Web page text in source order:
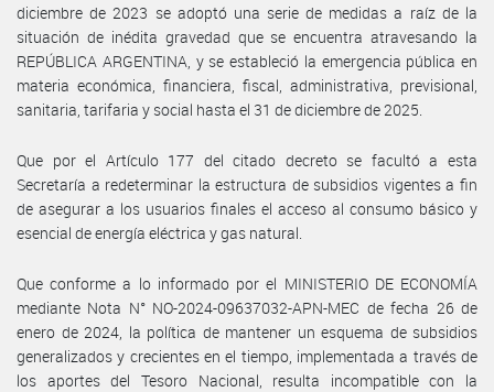
diciembre de 2023 se adoptó una serie de medidas a raíz de la
situación de inédita gravedad que se encuentra atravesando la
REPÚBLICA ARGENTINA, y se estableció la emergencia pública en
materia económica, financiera, fiscal, administrativa, previsional,
sanitaria, tarifaria y social hasta el 31 de diciembre de 2025.
Que por el Artículo 177 del citado decreto se facultó a esta
Secretaría a redeterminar la estructura de subsidios vigentes a fin
de asegurar a los usuarios finales el acceso al consumo básico y
esencial de energía eléctrica y gas natural.
Que conforme a lo informado por el MINISTERIO DE ECONOMÍA
mediante Nota N° NO-2024-09637032-APN-MEC de fecha 26 de
enero de 2024, la política de mantener un esquema de subsidios
generalizados y crecientes en el tiempo, implementada a través de
los aportes del Tesoro Nacional, resulta incompatible con la